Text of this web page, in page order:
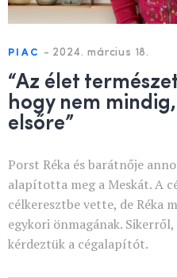
PIAC - 2024. március 18.
“Az élet
hogy nem
elsőre”
Porst Réka és barátnője
alapította meg a Meskát. A
célkeresztbe vette, de Réka
egykori önmagának.
kérdeztük a cégalapítót.